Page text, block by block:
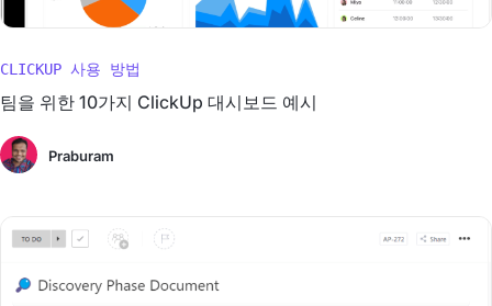
CLICKUP 사용 방법
팀을 위한 10가지 ClickUp 대시보드 예시
Praburam